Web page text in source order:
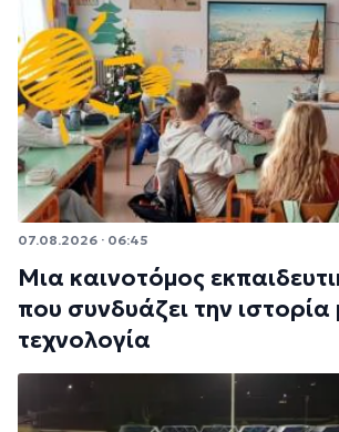
07.08.2026 · 06:45
Μια καινοτόμος
που συνδυάζει την ιστορία
τεχνολογία